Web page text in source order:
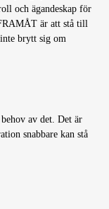
och ägandeskap för
är att stå till
brytt sig om
av det. Det är
snabbare kan stå